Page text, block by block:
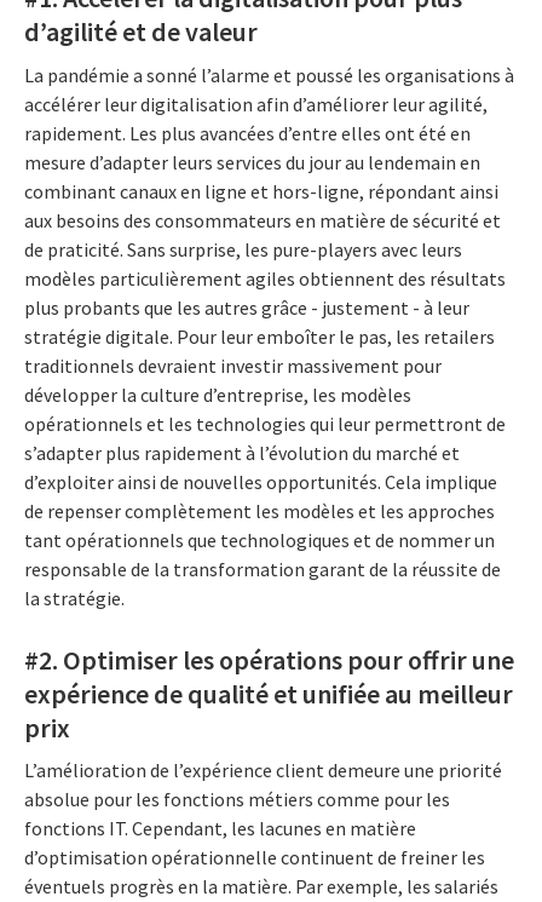
d’agilité et de valeur
La pandémie a sonné l’alarme et poussé les organisations à
accélérer leur digitalisation afin d’améliorer leur agilité,
rapidement. Les plus avancées d’entre elles ont été en
mesure d’adapter leurs services du jour au lendemain en
combinant canaux en ligne et hors-ligne, répondant ainsi
aux besoins des consommateurs en matière de sécurité et
de praticité. Sans surprise, les pure-players avec leurs
modèles particulièrement agiles obtiennent des résultats
plus probants que les autres grâce - justement - à leur
stratégie digitale. Pour leur emboîter le pas, les retailers
traditionnels devraient investir massivement pour
développer la culture d’entreprise, les modèles
opérationnels et les technologies qui leur permettront de
s’adapter plus rapidement à l’évolution du marché et
d’exploiter ainsi de nouvelles opportunités. Cela implique
de repenser complètement les modèles et les approches
tant opérationnels que technologiques et de nommer un
responsable de la transformation garant de la réussite de
la stratégie.
#2. Optimiser les opérations pour offrir une
expérience de qualité et unifiée au meilleur
prix
L’amélioration de l’expérience client demeure une priorité
absolue pour les fonctions métiers comme pour les
fonctions IT. Cependant, les lacunes en matière
d’optimisation opérationnelle continuent de freiner les
éventuels progrès en la matière. Par exemple, les salariés